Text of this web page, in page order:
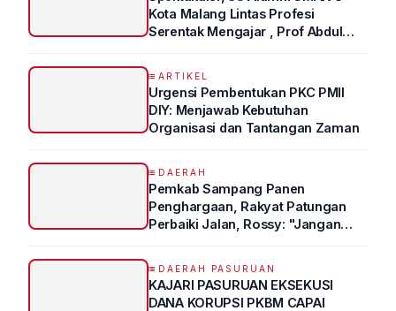
Kota Malang Lintas Profesi
Serentak Mengajar , Prof Abdul
ARTIKEL
Urgensi Pembentukan PKC PMII
DIY: Menjawab Kebutuhan
Organisasi dan Tantangan Zaman
DAERAH
Pemkab Sampang Panen
Penghargaan, Rakyat Patungan
Perbaiki Jalan, Rossy: "Jangan
DAERAH PASURUAN
KAJARI PASURUAN EKSEKUSI
DANA KORUPSI PKBM CAPAI